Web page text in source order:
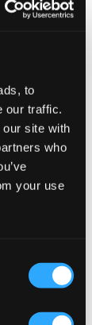
to
our traffic.
site with
who
your use